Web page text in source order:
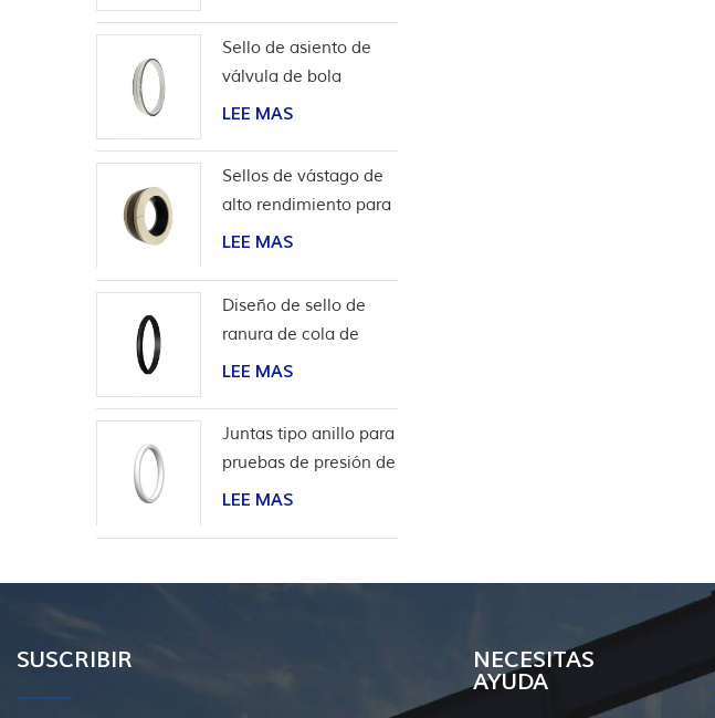
Sello de asiento de
válvula de bola
bidireccional de alta
LEE MAS
Sellos de vástago de
alto rendimiento para
aplicaciones de
LEE MAS
Diseño de sello de
ranura de cola de
milano para
LEE MAS
Juntas tipo anillo para
pruebas de presión de
válvulas
LEE MAS
SUSCRIBIR NECESITAS
AYUDA